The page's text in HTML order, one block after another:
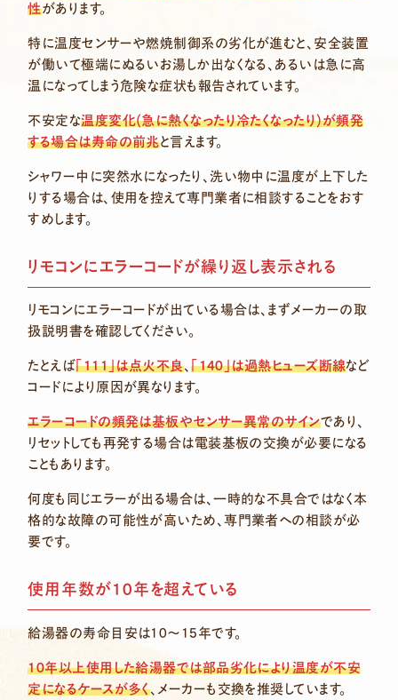
性があります。
特に温度センサーや燃焼制御系の劣化が進むと、安全装置
が働いて極端にぬるいお湯しか出なくなる、あるいは急に高
温になってしまう危険な症状も報告されています。
不安定な温度変化(急に熱くなったり冷たくなったり)が頻発
する場合は寿命の前兆と言えます。
シャワー中に突然水になったり、洗い物中に温度が上下した
りする場合は、使用を控えて専門業者に相談することをおす
すめします。
リモコンにエラーコードが繰り返し表示される
リモコンにエラーコードが出ている場合は、まずメーカーの取
扱説明書を確認してください。
たとえば「111」は点火不良、「140」は過熱ヒューズ断線など
コードにより原因が異なります。
エラーコードの頻発は基板やセンサー異常のサインであり、
リセットしても再発する場合は電装基板の交換が必要になる
こともあります。
何度も同じエラーが出る場合は、一時的な不具合ではなく本
格的な故障の可能性が高いため、専門業者への相談が必
要です。
使用年数が10年を超えている
給湯器の寿命目安は10〜15年です。
10年以上使用した給湯器では部品劣化により温度が不安
定になるケースが多く、メーカーも交換を推奨しています。